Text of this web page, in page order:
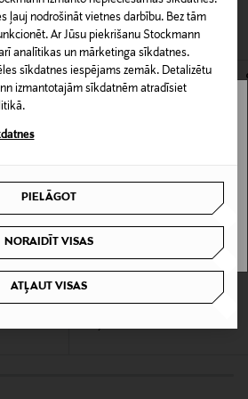
ļauj nodrošināt vietnes darbību. Bez tām
Ar Jūsu piekrišanu Stockmann
analītikas un mārketinga sīkdatnes.
sīkdatnes iespējams zemāk. Detalizētu
izmantotajām sīkdatnēm atradīsiet
PIELĀGOT
NORAIDĪT VISAS
ATĻAUT VISAS
punktuSKATĪJĀS ARĪ
x 25 x 70
KUPONA PRIEKŠROCĪBA
YAMAZAKI
Tower Sliding Wood Top plaukts
tavā valstī.